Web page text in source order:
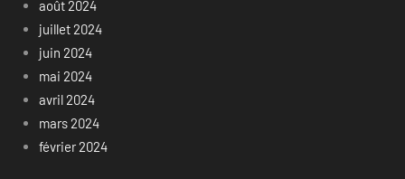
août 2024
juillet 2024
juin 2024
mai 2024
avril 2024
mars 2024
février 2024